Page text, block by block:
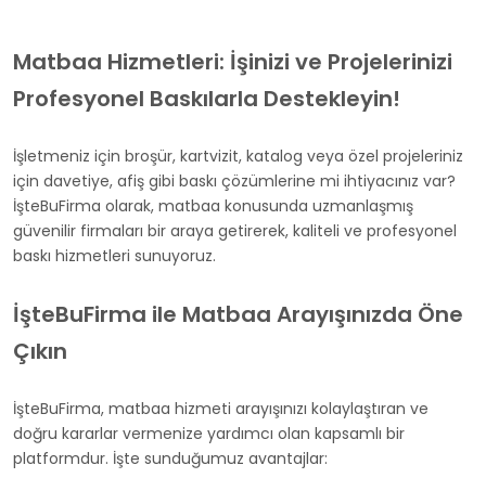
Matbaa Hizmetleri: İşinizi ve Projelerinizi
Profesyonel Baskılarla Destekleyin!
İşletmeniz için broşür, kartvizit, katalog veya özel projeleriniz
için davetiye, afiş gibi baskı çözümlerine mi ihtiyacınız var?
İşteBuFirma olarak, matbaa konusunda uzmanlaşmış
güvenilir firmaları bir araya getirerek, kaliteli ve profesyonel
baskı hizmetleri sunuyoruz.
İşteBuFirma ile Matbaa Arayışınızda Öne
Çıkın
İşteBuFirma, matbaa hizmeti arayışınızı kolaylaştıran ve
doğru kararlar vermenize yardımcı olan kapsamlı bir
platformdur. İşte sunduğumuz avantajlar: